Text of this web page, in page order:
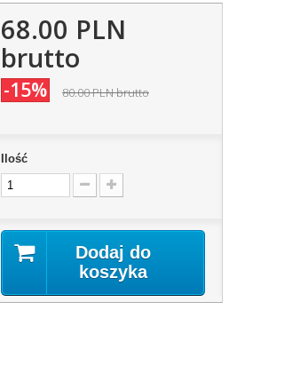
68.00 PLN
brutto
-15% 80.00 PLNbrutto
Ilość
Dodaj do
koszyka